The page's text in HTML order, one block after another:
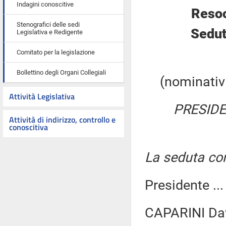
Indagini conoscitive
Stenografici delle sedi
Legislativa e Redigente
Comitato per la legislazione
Bollettino degli Organi Collegiali
Attività Legislativa
Attività di indirizzo, controllo e
conoscitiva
La seduta
Presidente
CAPARINI